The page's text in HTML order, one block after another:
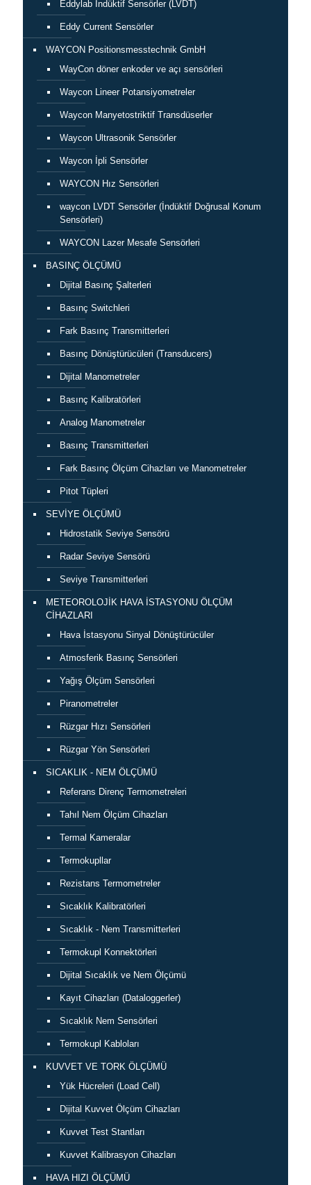
Eddylab İndüktif Sensörler (LVDT)
Eddy Current Sensörler
WAYCON Positionsmesstechnik GmbH
WayCon döner enkoder ve açı sensörleri
Waycon Lineer Potansiyometreler
Waycon Manyetostriktif Transdüserler
Waycon Ultrasonik Sensörler
Waycon İpli Sensörler
WAYCON Hız Sensörleri
waycon LVDT Sensörler (İndüktif Doğrusal Konum
Sensörleri)
WAYCON Lazer Mesafe Sensörleri
BASINÇ ÖLÇÜMÜ
Dijital Basınç Şalterleri
Basınç Switchleri
Fark Basınç Transmitterleri
Basınç Dönüştürücüleri (Transducers)
Dijital Manometreler
Basınç Kalibratörleri
Analog Manometreler
Basınç Transmitterleri
Fark Basınç Ölçüm Cihazları ve Manometreler
Pitot Tüpleri
SEVİYE ÖLÇÜMÜ
Hidrostatik Seviye Sensörü
Radar Seviye Sensörü
Seviye Transmitterleri
METEOROLOJİK HAVA İSTASYONU ÖLÇÜM
CİHAZLARI
Hava İstasyonu Sinyal Dönüştürücüler
Atmosferik Basınç Sensörleri
Yağış Ölçüm Sensörleri
Piranometreler
Rüzgar Hızı Sensörleri
Rüzgar Yön Sensörleri
SICAKLIK - NEM ÖLÇÜMÜ
Referans Direnç Termometreleri
Tahıl Nem Ölçüm Cihazları
Termal Kameralar
Termokupllar
Rezistans Termometreler
Sıcaklık Kalibratörleri
Sıcaklık - Nem Transmitterleri
Termokupl Konnektörleri
Dijital Sıcaklık ve Nem Ölçümü
Kayıt Cihazları (Dataloggerler)
Sıcaklık Nem Sensörleri
Termokupl Kabloları
KUVVET VE TORK ÖLÇÜMÜ
Yük Hücreleri (Load Cell)
Dijital Kuvvet Ölçüm Cihazları
Kuvvet Test Stantları
Kuvvet Kalibrasyon Cihazları
HAVA HIZI ÖLÇÜMÜ